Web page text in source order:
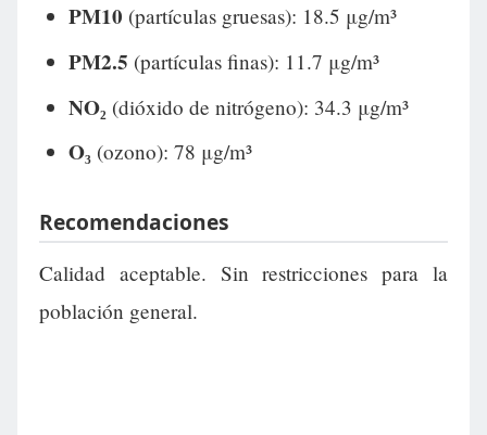
PM10 (partículas gruesas): 18.5 μg/m³
PM2.5 (partículas finas): 11.7 μg/m³
NO₂ (dióxido de nitrógeno): 34.3 μg/m³
O₃ (ozono): 78 μg/m³
Recomendaciones
Calidad aceptable. Sin restricciones para la
población general.